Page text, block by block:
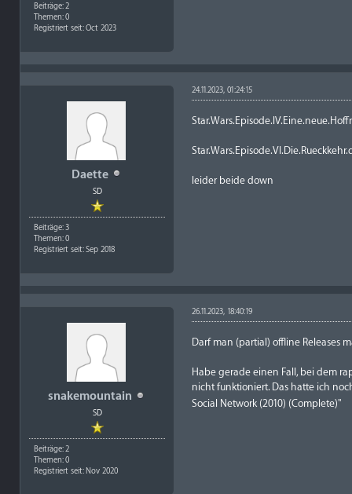
Beiträge: 2
Themen: 0
Registriert seit: Oct 2023
Daette
SD
Beiträge: 3
Themen: 0
Registriert seit: Sep 2018
24.11.2023, 01:24:15
leider beide down
snakemountain
SD
Beiträge: 2
Themen: 0
Registriert seit: Nov 2020
26.11.2023, 18:40:19
Darf man (partial) offline Releases
Habe gerade einen Fall, bei dem
nicht funktioniert. Das hatte ich
Social Network (2010) (Complete)"